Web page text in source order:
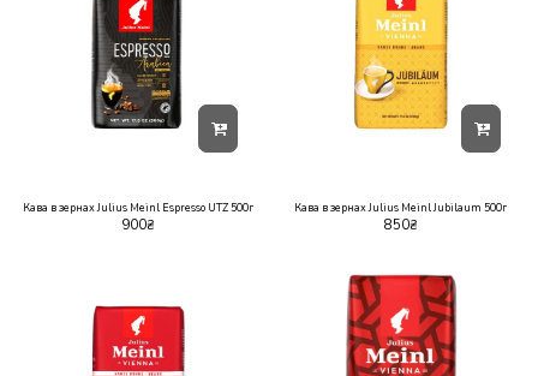
Кава в зернах Julius Meinl Espresso UTZ 500г
900₴
Кава в зернах Julius Meinl Jubilaum 500г
850₴